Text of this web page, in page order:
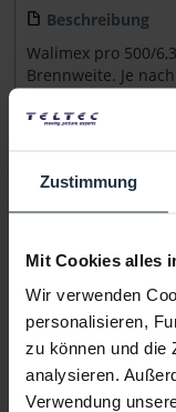
Zustimmung
Mit Cookies alles
Wir verwenden
personalisieren,
zu können und die
analysieren.
Verwendung
Beschreibung
Walimex pro 500/
Brennweite. Je
Zubehör
Medien
Infos zu Hersteller
Folgende Infos